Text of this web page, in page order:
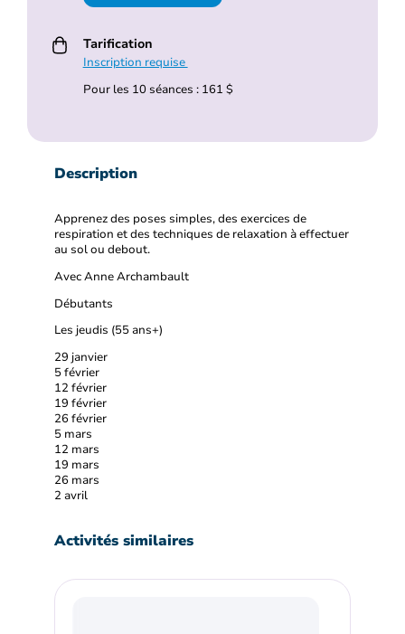
Tarification
Inscription requise
Pour les 10 séances : 161 $
Description
Apprenez des poses simples, des exercices de
respiration et des techniques de relaxation à effectuer
au sol ou debout.
Avec Anne Archambault
Débutants
Les jeudis (55 ans+)
29 janvier
5 février
12 février
19 février
26 février
5 mars
12 mars
19 mars
26 mars
2 avril
Activités similaires